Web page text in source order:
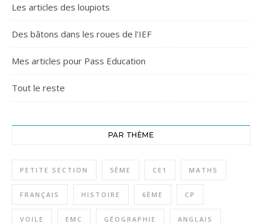
Les articles des loupiots
Des bâtons dans les roues de l'IEF
Mes articles pour Pass Education
Tout le reste
PAR THÈME
PETITE SECTION 5ÈME CE1 MATHS
FRANÇAIS HISTOIRE 6ÈME CP
VOILE EMC GÉOGRAPHIE ANGLAIS